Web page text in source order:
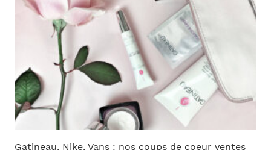
Gatineau, Nike, Vans : nos coups de coeur ventes